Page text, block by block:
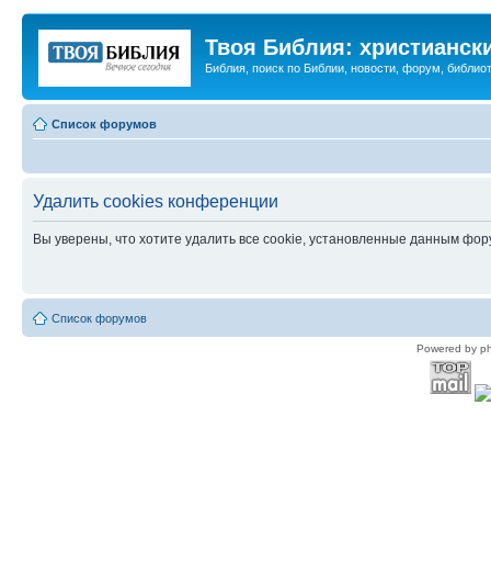
Твоя Библия:
Библия, поиск по Библии, новости, форум,
Список форумов
Удалить cookies конференции
Вы уверены, что хотите удалить все cookie, установленные данным
Список форумов
Powered by